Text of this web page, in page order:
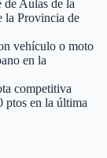
de Aulas de la
la Provincia de
vehículo o moto
en la
competitiva
ptos en la última